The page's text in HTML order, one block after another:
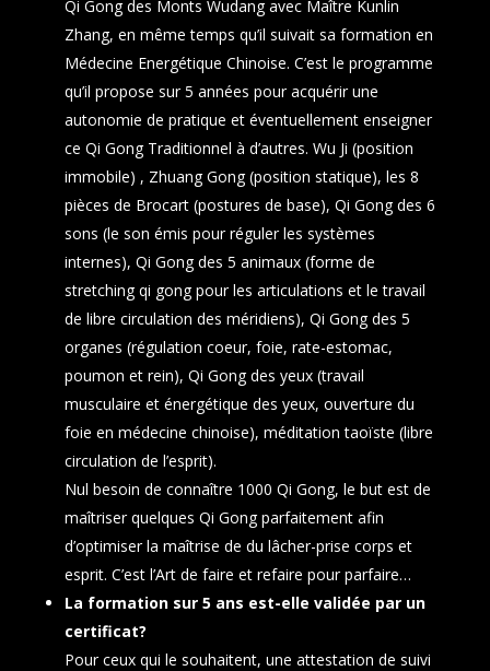
Qi Gong des Monts Wudang avec Maître Kunlin
Zhang, en même temps qu’il suivait sa formation en
Médecine Energétique Chinoise. C’est le programme
qu’il propose sur 5 années pour acquérir une
autonomie de pratique et éventuellement enseigner
ce Qi Gong Traditionnel à d’autres. Wu Ji (position
immobile) , Zhuang Gong (position statique), les 8
pièces de Brocart (postures de base), Qi Gong des 6
sons (le son émis pour réguler les systèmes
internes), Qi Gong des 5 animaux (forme de
stretching qi gong pour les articulations et le travail
de libre circulation des méridiens), Qi Gong des 5
organes (régulation coeur, foie, rate-estomac,
poumon et rein), Qi Gong des yeux (travail
musculaire et énergétique des yeux, ouverture du
foie en médecine chinoise), méditation taoïste (libre
circulation de l’esprit).
Nul besoin de connaître 1000 Qi Gong, le but est de
maîtriser quelques Qi Gong parfaitement afin
d’optimiser la maîtrise de du lâcher-prise corps et
esprit. C’est l’Art de faire et refaire pour parfaire…
La formation sur 5 ans est-elle validée par un
certificat?
Pour ceux qui le souhaitent, une attestation de suivi